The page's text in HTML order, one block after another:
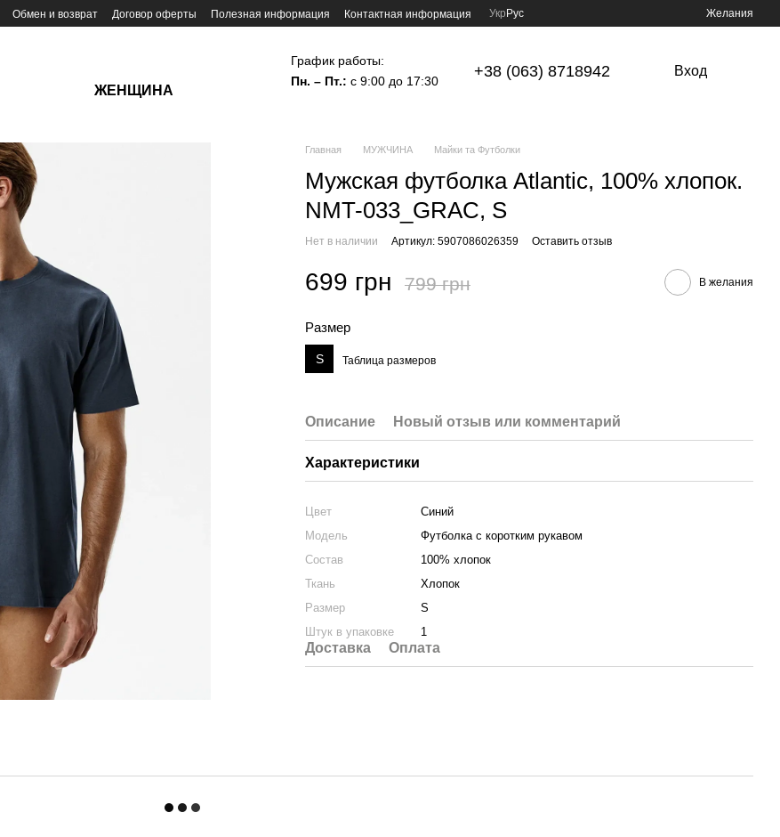
Обмен и возврат Договор оферты Полезная информация Контактная информация Укр Рус Желания
ЖЕНЩИНА
График работы:
Пн. – Пт.: с 9:00 до 17:30
+38 (063) 8718942 Вход
Главная МУЖЧИНА Майки та Футболки
Мужская футболка Atlantic, 100% хлопок.
NMT-033_GRAC, S
Нет в наличии Артикул: 5907086026359 Оставить отзыв
699 грн 799 грн В желания
Размер
S Таблица размеров
Описание Новый отзыв или комментарий
Характеристики
Цвет
Синий
Модель
Футболка с коротким рукавом
Состав
100% хлопок
Ткань
Хлопок
Размер
S
Штук в упаковке
1
Доставка Оплата